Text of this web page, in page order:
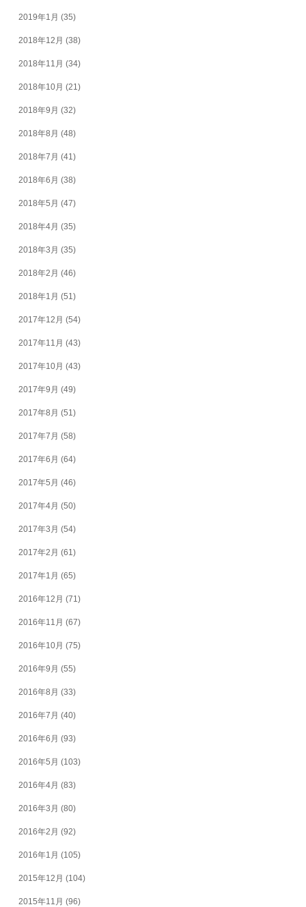
2019年1月 (35)
2018年12月 (38)
2018年11月 (34)
2018年10月 (21)
2018年9月 (32)
2018年8月 (48)
2018年7月 (41)
2018年6月 (38)
2018年5月 (47)
2018年4月 (35)
2018年3月 (35)
2018年2月 (46)
2018年1月 (51)
2017年12月 (54)
2017年11月 (43)
2017年10月 (43)
2017年9月 (49)
2017年8月 (51)
2017年7月 (58)
2017年6月 (64)
2017年5月 (46)
2017年4月 (50)
2017年3月 (54)
2017年2月 (61)
2017年1月 (65)
2016年12月 (71)
2016年11月 (67)
2016年10月 (75)
2016年9月 (55)
2016年8月 (33)
2016年7月 (40)
2016年6月 (93)
2016年5月 (103)
2016年4月 (83)
2016年3月 (80)
2016年2月 (92)
2016年1月 (105)
2015年12月 (104)
2015年11月 (96)